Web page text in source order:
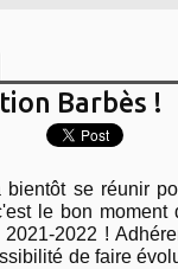
Barbès !
bientôt se réunir
le bon moment
2022 !
de faire